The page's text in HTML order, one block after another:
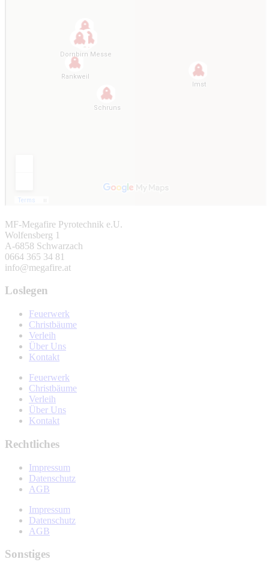
MF-Megafire Pyrotechnik e.U.
Wolfensberg 1
A-6858 Schwarzach
0664 365 34 81
info@megafire.at
Loslegen
Feuerwerk
Christbäume
Verleih
Über Uns
Kontakt
Feuerwerk
Christbäume
Verleih
Über Uns
Kontakt
Rechtliches
Impressum
Datenschutz
AGB
Impressum
Datenschutz
AGB
Sonstiges